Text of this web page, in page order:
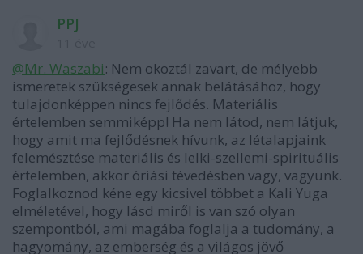
PPJ
@Mr. Waszabi: Nem okoztál zavart, de mélyebb
ismeretek szükségesek annak belátásához, hogy
tulajdonképpen nincs fejlődés. Materiális
értelemben semmiképp! Ha nem látod, nem látjuk,
hogy amit ma fejlődésnek hívunk, az létalapjaink
felemésztése materiális és lelki-szellemi-spirituális
értelemben, akkor óriási tévedésben vagy, vagyunk.
Foglalkoznod kéne egy kicsivel többet a Kali Yuga
elméletével, hogy lásd miről is van szó olyan
szempontból, ami magába foglalja a tudomány, a
hagyomány, az emberség és a világos jövő